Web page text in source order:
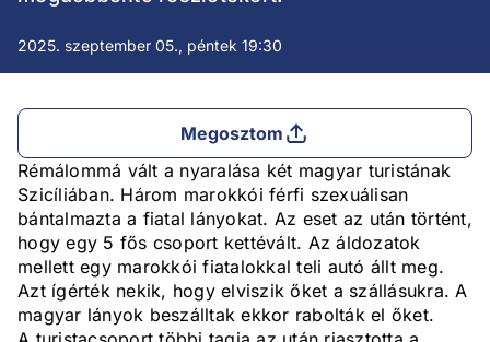
2025. szeptember 05., péntek 19:30
Megosztom
Rémálommá vált a nyaralása két magyar turistának
Szicíliában. Három marokkói férfi szexuálisan
bántalmazta a fiatal lányokat. Az eset az után történt,
hogy egy 5 fős csoport kettévált. Az áldozatok
mellett egy marokkói fiatalokkal teli autó állt meg.
Azt ígérték nekik, hogy elviszik őket a szállásukra. A
magyar lányok beszálltak ekkor rabolták el őket.